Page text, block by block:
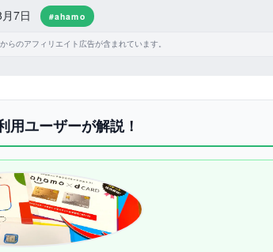
7日 #ahamo
らのアフィリエイト広告が含まれています。
用ユーザーが解説！